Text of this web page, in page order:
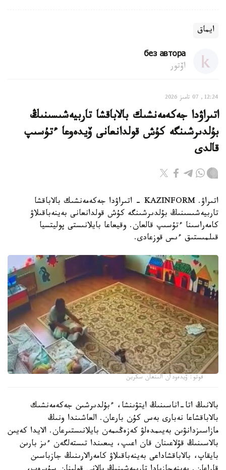
ايماق
без автора
اۆتور
12:24, 07 تامىز 2026
اتىراۋدا جەكەمەنشىك بالاباقشا تاربيەشىسىنىڭ
بۇلدىرشىنگە كۇش قولدانعانى ۆيدەوعا ءتۇسىپ
قالدى
اتىراۋ. KAZINFORM - اتىراۋدا جەكەمەنشىك بالاباقشا
تاربيەشىسىنىڭ بۇلدىرشىنگە كۇش قولدانعانى بەينەباقىلاۋ
كامەراسىنا ءتۇسىپ قالعان. وقيعاعا بايلانىستى پوليتسيا
قىلمىستىق ءىس قوزعادى.
فوتو: ۆيدەودان الىنعان سكرين
بالانىڭ اتا-اناسىنىڭ ايتۋىنشا، ءبۇلدىرشىن جەكەمەنشىك
بالاباقشاعا نەبارى بەس كۇن بارعان. العاشىندا ونىڭ
مازاسىزدانۋىن بەيىمدەلۋ كەزەڭىمەن بايلانىستىرعان. الايدا كەيىن
بالاسىنىڭ قۇلاعىنان قان اعىپ، يىعىندا تىستەلگەن ءىز بارىن
بايقاپ، بالاباقشاداعى بەينەباقىلاۋ كامەرالارىنىڭ جازباسىن